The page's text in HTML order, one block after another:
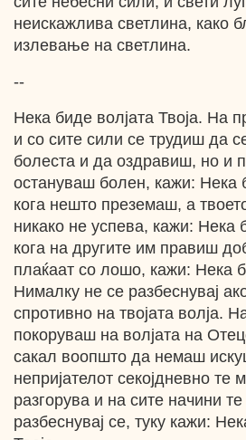
неискажлива светлина, како
излевање на светлина.
--
Нека биде волјата Твоја. На
и со сите сили се трудиш да
болеста и да оздравиш, но и
остануваш болен, кажи: Нека
кога нешто преземаш, а
никако не успева, кажи: Нека
кога на другите им правиш
плаќаат со лошо, кажи: Нека
Нималку не се разбеснувај
спротивно на твојата волја.
покоруваш на волјата на
сакал воопшто да немаш
непријателот секојдневно те
разгорува и на сите начини
разбеснувај се, туку кажи: